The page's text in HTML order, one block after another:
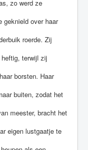
zo werd ze
geknield over haar
roerde. Zij
terwijl zij
borsten. Haar
buiten, zodat het
meester, bracht het
eigen lustgaatje te